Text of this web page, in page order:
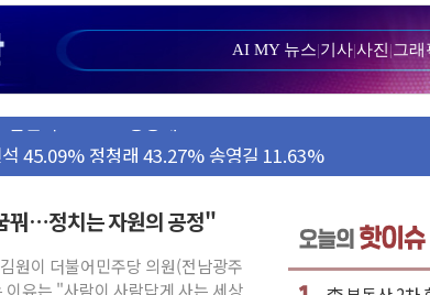
AI MY 뉴스|기사|사진 |그래
승리...47.75% vs 42.08%
민석 47.75% 정청래 42.08%
45.09% 정청래 43.27% 송영길 11.63%
52.64% 정청래 39.89% 송영길 7.47%
탄약 부족 현실화
강원 동해안 강한 비 이어져
수거차에 치여 사망
꿔…정치는 자원의 공정"
원이 더불어민주당 의원(전남광주
유는 "사람이 사람답게 사는 세상